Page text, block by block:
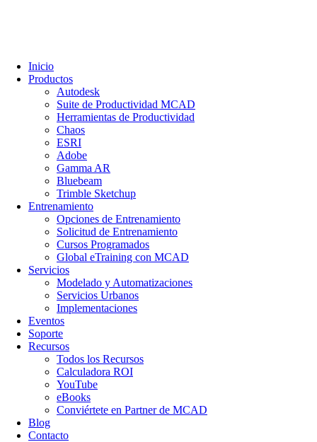
Inicio
Productos
Autodesk
Suite de Productividad MCAD
Herramientas de Productividad
Chaos
ESRI
Adobe
Gamma AR
Bluebeam
Trimble Sketchup
Entrenamiento
Opciones de Entrenamiento
Solicitud de Entrenamiento
Cursos Programados
Global eTraining con MCAD
Servicios
Modelado y Automatizaciones
Servicios Urbanos
Implementaciones
Eventos
Soporte
Recursos
Todos los Recursos
Calculadora ROI
YouTube
eBooks
Conviértete en Partner de MCAD
Blog
Contacto